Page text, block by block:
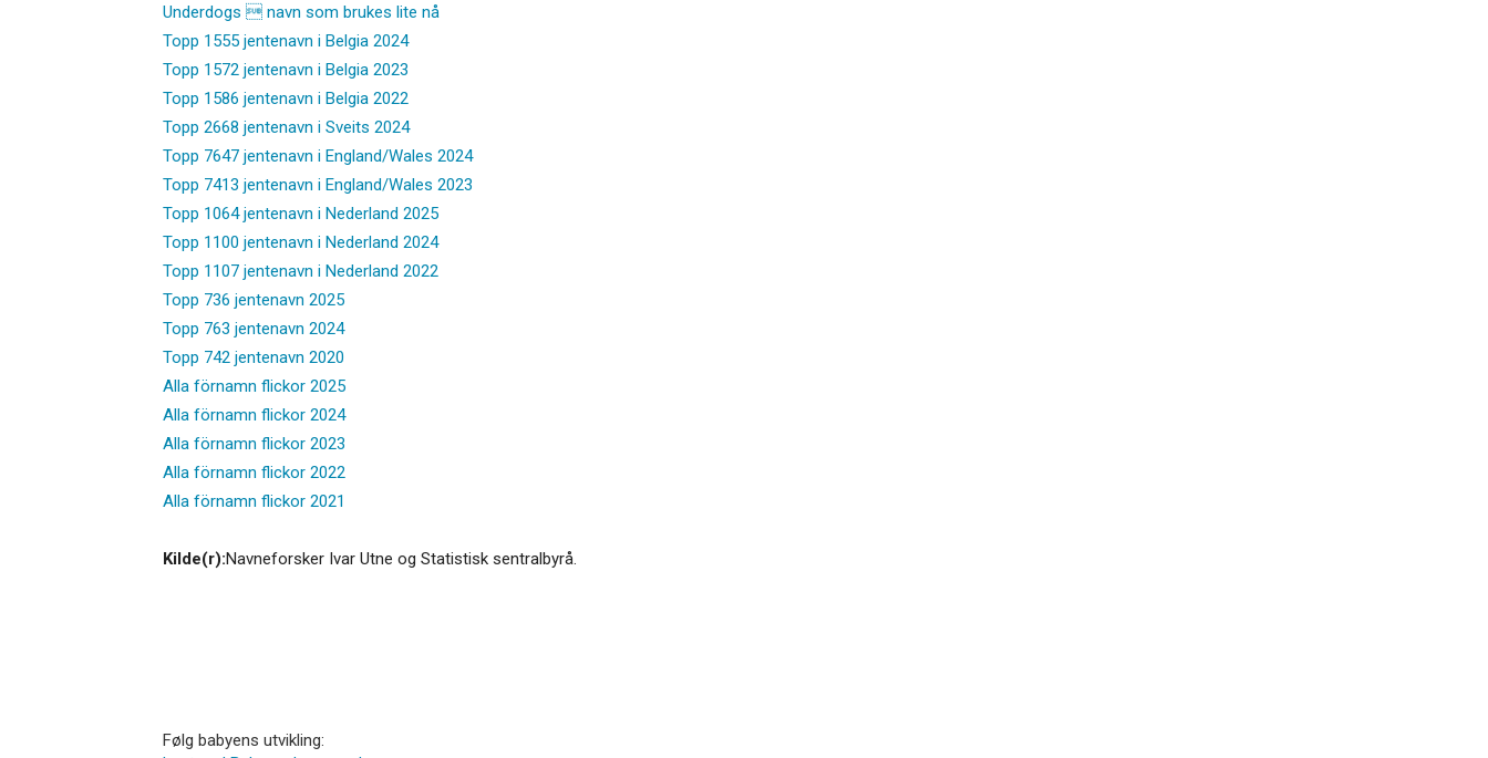
Underdogs  navn som brukes lite nå
Topp 1555 jentenavn i Belgia 2024
Topp 1572 jentenavn i Belgia 2023
Topp 1586 jentenavn i Belgia 2022
Topp 2668 jentenavn i Sveits 2024
Topp 7647 jentenavn i England/Wales 2024
Topp 7413 jentenavn i England/Wales 2023
Topp 1064 jentenavn i Nederland 2025
Topp 1100 jentenavn i Nederland 2024
Topp 1107 jentenavn i Nederland 2022
Topp 736 jentenavn 2025
Topp 763 jentenavn 2024
Topp 742 jentenavn 2020
Alla förnamn flickor 2025
Alla förnamn flickor 2024
Alla förnamn flickor 2023
Alla förnamn flickor 2022
Alla förnamn flickor 2021
Kilde(r):Navneforsker Ivar Utne og Statistisk sentralbyrå.
Følg babyens utvikling: